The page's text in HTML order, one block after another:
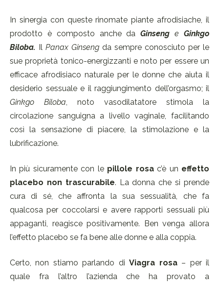
In sinergia con queste rinomate piante afrodisiache, il
prodotto è composto anche daGinsenge Ginkgo
Biloba.
Il Panax Ginseng da sempre conosciuto per le
sue proprietà tonico-energizzanti e noto per essere un
efficace afrodisiaco naturale per le donne che aiuta il
desiderio sessuale e il raggiungimento dell’orgasmo; il
Ginkgo Biloba, noto vasodilatatore stimola la
circolazione sanguigna a livello vaginale, facilitando
così la sensazione di piacere, la stimolazione e la
lubrificazione.
In più sicuramente con le pillole rosac’è un effetto
placebo non trascurabile. La donna che si prende
cura di sé, che affronta la sua sessualità, che fa
qualcosa per coccolarsi e avere rapporti sessuali più
appaganti, reagisce positivamente. Ben venga allora
l’effetto placebo se fa bene alle donne e alla coppia.
Certo, non stiamo parlando diViagra rosa– per il
quale fra l’altro l’azienda che ha provato a